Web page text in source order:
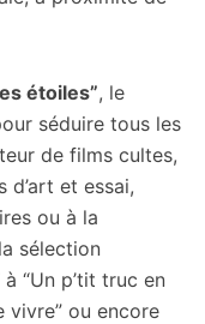
étoiles”, le
séduire tous les
de films cultes,
et essai,
ou à la
sélection
“Un p’tit truc en
vivre” ou encore